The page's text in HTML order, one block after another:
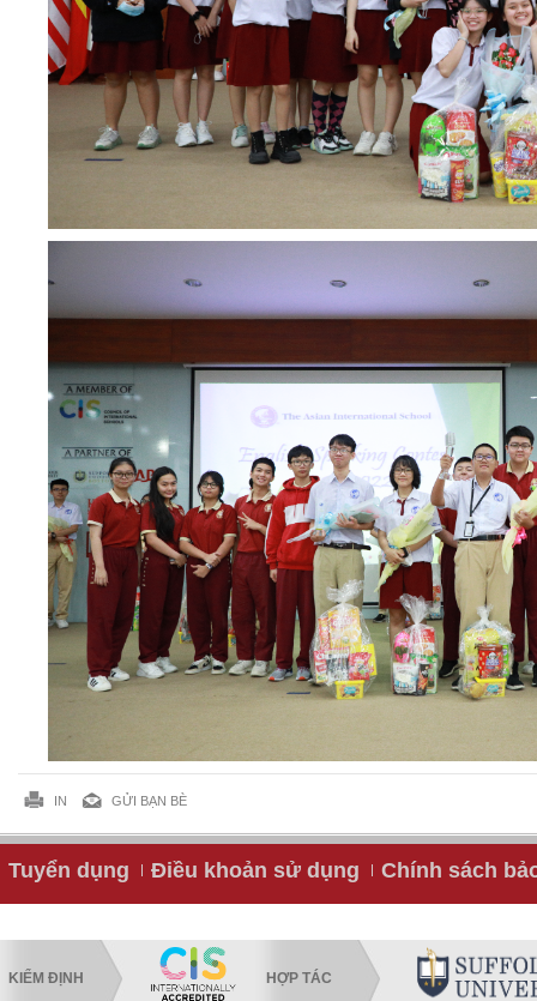
IN GỬI BẠN BÈ
Tuyển dụng Điều khoản sử dụng Chính sách
KIỂM ĐỊNH HỢP TÁC